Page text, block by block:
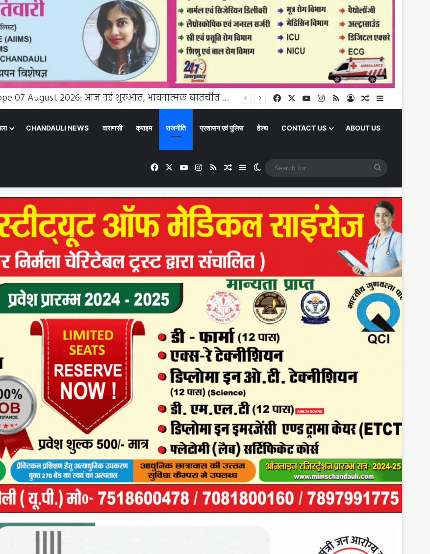
घूंघट की ओट से आत्मनिर्भरता तक: उर्मिला पटेल बनीं ग्रामीण महिला सशक्तिकरण की प्रेरक मिसाल FacebookYouTubeInstagram
RSSLog InRandom Article
Sidebar
CHANDAULI NEWS वाराणसी क्राइम राजनीति प्रशासन एवं पुलिस हेल्थ CONTACT US ABOUT US
FacebookYouTubeInstagram
RSSRandom Article
SidebarSwitch skin